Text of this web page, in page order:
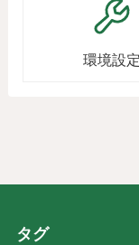
環境設定
タグ